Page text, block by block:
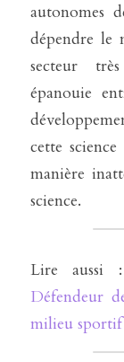
autonomes
dépendre le
secteur
épanouie
cette
manière
science.
Lire aussi
Défendeur
milieu sportif